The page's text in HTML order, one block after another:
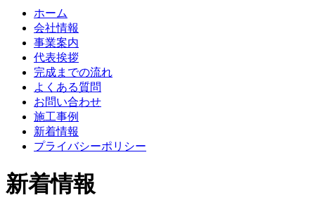
ホーム
会社情報
事業案内
代表挨拶
完成までの流れ
よくある質問
お問い合わせ
施工事例
新着情報
プライバシーポリシー
新着情報